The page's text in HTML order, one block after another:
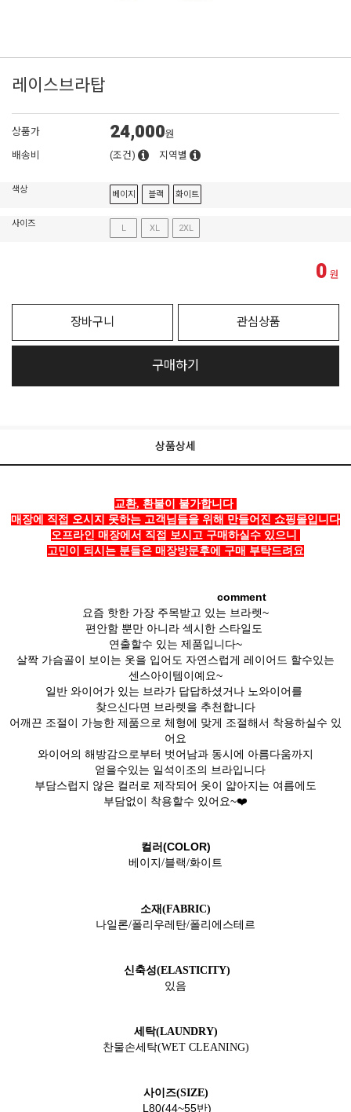
레이스브라탑
상품가 24,000원
배송비
(조건) 지역별
색상 베이지 블랙 화이트
사이즈 L XL 2XL
0 원
장바구니 관심상품
구매하기
상품상세
교환, 환불이 불가합니다
매장에 직접 오시지 못하는 고객님들을 위해 만들어진 쇼핑몰입니다
오프라인 매장에서 직접 보시고 구매하실수 있으니
고민이 되시는 분들은 매장방문후에 구매 부탁드려요
comment
요즘 핫한 가장 주목받고 있는 브라렛~
편안함 뿐만 아니라 섹시한 스타일도
연출할수 있는 제품입니다~
살짝 가슴골이 보이는 옷을 입어도 자연스럽게 레이어드 할수있는
센스아이템이예요~
일반 와이어가 있는 브라가 답답하셨거나 노와이어를
찾으신다면 브라렛을 추천합니다
어깨끈 조절이 가능한 제품으로 체형에 맞게 조절해서 착용하실수 있
어요
와이어의 해방감으로부터 벗어남과 동시에 아름다움까지
얻을수있는 일석이조의 브라입니다
부담스럽지 않은 컬러로 제작되어 옷이 얇아지는 여름에도
부담없이 착용할수 있어요~❤️
컬러(COLOR)
베이지/블랙/화이트
소재(FABRIC)
나일론/폴리우레탄/폴리에스테르
신축성(ELASTICITY)
있음
세탁(LAUNDRY)
찬물손세탁(WET CLEANING)
사이즈(SIZE)
L80(44~55반)